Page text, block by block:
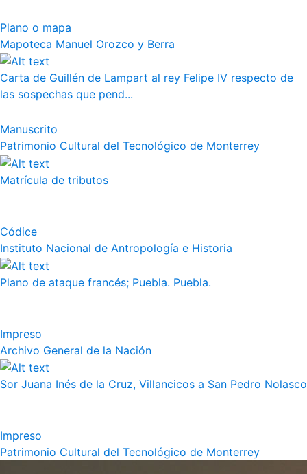
Plano o mapa
Mapoteca Manuel Orozco y Berra
Carta de Guillén de Lampart al rey Felipe IV respecto de
las sospechas que pend...
Manuscrito
Patrimonio Cultural del Tecnológico de Monterrey
Matrícula de tributos
Códice
Instituto Nacional de Antropología e Historia
Plano de ataque francés; Puebla. Puebla.
Impreso
Archivo General de la Nación
Sor Juana Inés de la Cruz, Villancicos a San Pedro Nolasco
Impreso
Patrimonio Cultural del Tecnológico de Monterrey